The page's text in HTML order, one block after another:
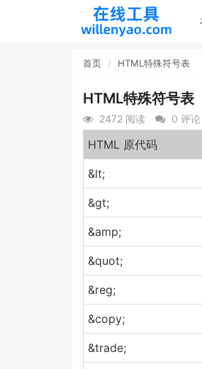
首页 HTML特殊符号表
HTML特殊符号表
2472 阅读 0 评论
HTML 原代码
&lt;
&gt;
&amp;
&quot;
&reg;
&copy;
&trade;